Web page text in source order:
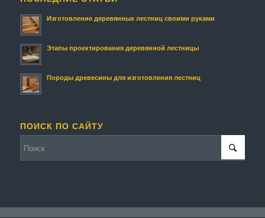
Изготовление деревянных лестниц своими руками
Этапы проектирования деревянной лестницы
Породы древесины для изготовления лестниц
ПОИСК ПО САЙТУ